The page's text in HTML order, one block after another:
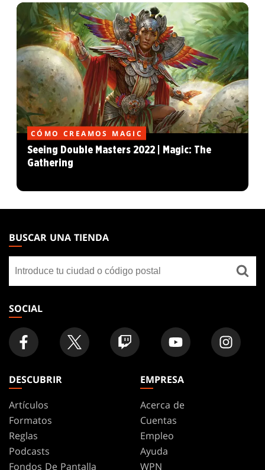
CÓMO CREAMOS MAGIC
Seeing Double Masters 2022 | Magic: The
Gathering
THE
GATHERING
FOOTER
BUSCAR UNA TIENDA
una
tienda
SOCIAL
DESCUBRIR
Artículos
Formatos
Reglas
Podcasts
Fondos De Pantalla
EMPRESA
Acerca de
Cuentas
Empleo
Ayuda
WPN